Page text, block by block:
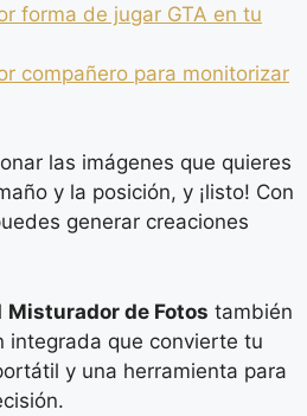
forma de jugar GTA en tu
compañero para monitorizar
las imágenes que quieres
y la posición, y ¡listo! Con
generar creaciones
Misturador de Fotos también
integrada que convierte tu
y una herramienta para